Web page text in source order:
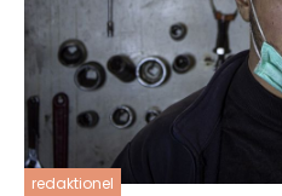
redaktionel